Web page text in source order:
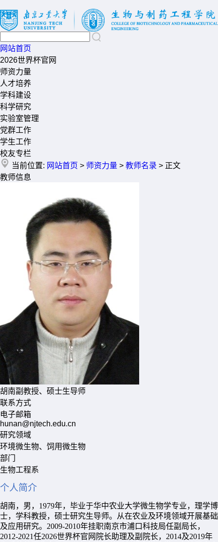
网站首页
2026世界杯官网
师资力量
人才培养
学科建设
科学研究
实验室管理
党群工作
学生工作
校友专栏
当前位置: 网站首页 > 师资力量 > 教师名录 > 正文
教师信息
胡南副教授、硕士生导师
联系方式
电子邮箱
hunan@njtech.edu.cn
研究领域
环境微生物、饲用微生物
部门
生物工程系
个人简介
胡南，男， 1979年，毕业于华中农业大学微生物学专业，理学博
士，学科教授，硕士研究生导师。从在农业及环境领域开展基础
及应用研究。 2009-2010年挂职南京市浦口科技局任副局长，
2012-2021任2026世界杯官网院长助理及副院长， 2014及2019年